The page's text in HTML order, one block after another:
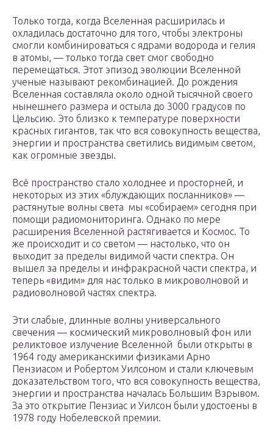
Только тогда, когда Вселенная расширилась и
охладилась достаточно для того, чтобы электроны
смогли комбинироваться с ядрами водорода и гелия
в атомы, — только тогда свет смог свободно
перемещаться. Этот эпизод эволюции Вселенной
ученые называют рекомбинацией. До рождения
Вселенная составляла около одной тысячной своего
нынешнего размера и остыла до 3000 градусов по
Цельсию. Это близко к температуре поверхности
красных гигантов, так что вся совокупность вещества,
энергии и пространства светились видимым светом,
как огромные звезды.
Всё пространство стало холоднее и просторней, и
некоторых из этих «блуждающих посланников» —
растянутые волны света мы «собираем» сегодня при
помощи радиомониторинга. Однако по мере
расширения Вселенной растягивается и Космос. То
же происходит и со светом — настолько, что он
выходит за пределы видимой части спектра. Он
вышел за пределы и инфракрасной части спектра, и
теперь «видим» для нас только в микроволновой и
радиоволновой частях спектра.
Эти слабые, длинные волны универсального
свечения — космический микроволновый фон или
реликтовое излучение Вселенной были открыты в
1964 году американскими физиками Арно
Пензиасом и Робертом Уилсоном и стали ключевым
доказательством того, что вся совокупность вещества,
энергии и пространства началась Большим Взрывом.
За это открытие Пензиас и Уилсон были удостоены в
1978 году Нобелевской премии.